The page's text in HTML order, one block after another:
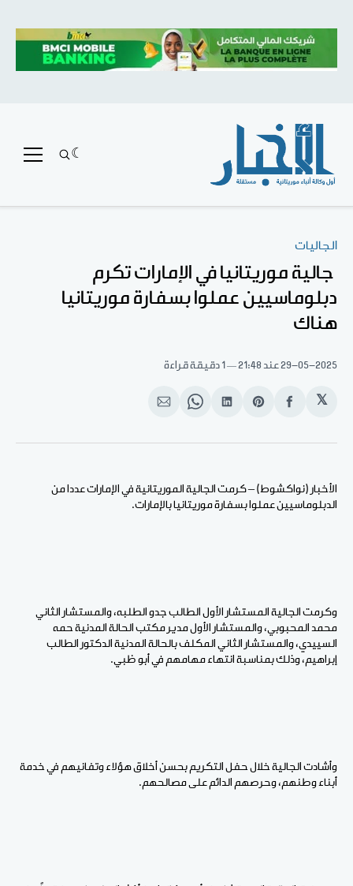
الجاليات
جالية موريتانيا في الإمارات تكرم
دبلوماسيين عملوا بسفارة موريتانيا
هناك
29-05-2025عند 21:48 1 دقيقة قراءة
𝕏
انشر
الفيسبوك
Share
Pinterest
انشر
لينكد
Share
WhatsApp
انشر
الإيميل
الأخبار (نواكشوط) – كرمت الجالية الموريتانية في الإمارات عددا من
الدبلوماسيين عملوا بسفارة موريتانيا بالإمارات.
وكرمت الجالية المستشار الأول الطالب جدو الطلبه، والمستشار الثاني
محمد المحبوبي، والمستشار الأول مدير مكتب الحالة المدنية حمه
السييدي، والمستشار الثاني المكلف بالحالة المدنية الدكتور الطالب
إبراهيم، وذلك بمناسبة انتهاء مهامهم في أبو ظبي.
وأشادت الجالية خلال حفل التكريم بحسن أخلاق هؤلاء وتفانيهم في خدمة
أبناء وطنهم، وحرصهم الدائم على مصالحهم.